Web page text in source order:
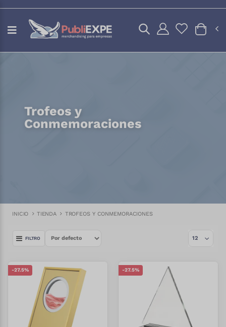
Trofeos y
Conmemoraciones
INICIO TIENDA TROFEOS Y CONMEMORACIONES
FILTRO
-27.5% -27.5%